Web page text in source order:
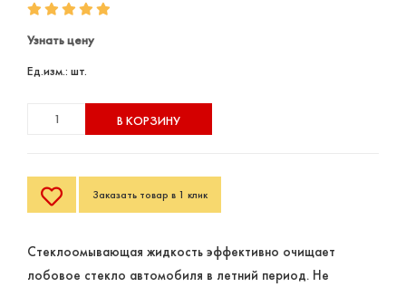
Узнать цену
Ед.изм.: шт.
В КОРЗИНУ
Заказать товар в 1 клик
Стеклоомывающая жидкость эффективно очищает
лобовое стекло автомобиля в летний период. Не